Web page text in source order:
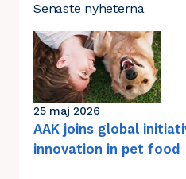
Senaste nyheterna
25 maj 2026
AAK joins global
innovation in pet food